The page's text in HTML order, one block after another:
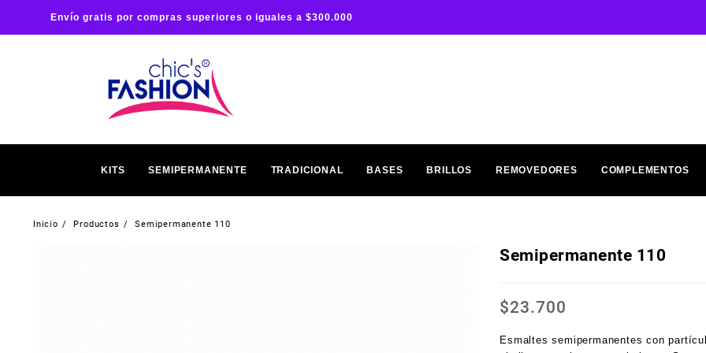
Envío gratis por compras superiores o iguales a $300.000
KITS SEMIPERMANENTE TRADICIONAL BASES BRILLOS REMOVEDORES COMPLEMENTOS
Inicio Productos Semipermanente 110
Semipermanente 110
$23.700
Esmaltes semipermanentes con